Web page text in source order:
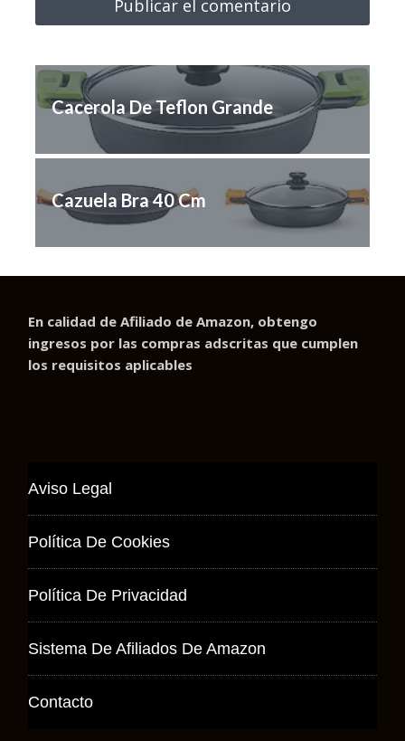
Cacerola De Teflon Grande
Cazuela Bra 40 Cm
En calidad de Afiliado de Amazon, obtengo
ingresos por las compras adscritas que cumplen
los requisitos aplicables
Aviso Legal
Política De Cookies
Política De Privacidad
Sistema De Afiliados De Amazon
Contacto